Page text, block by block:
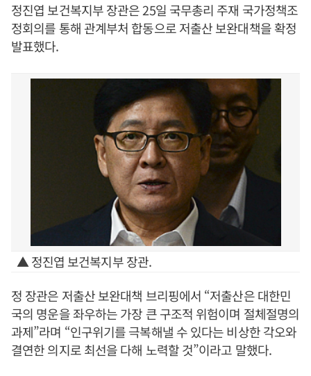
정진엽 보건복지부 장관은 25일 국무총리 주재 국가정책조
정회의를 통해 관계부처 합동으로 저출산 보완대책을 확정
발표했다.
▲ 정진엽 보건복지부 장관.
정 장관은 저출산 보완대책 브리핑에서 “저출산은 대한민
국의 명운을 좌우하는 가장 큰 구조적 위험이며 절체절명의
과제”라며 “인구위기를 극복해낼 수 있다는 비상한 각오와
결연한 의지로 최선을 다해 노력할 것”이라고 말했다.